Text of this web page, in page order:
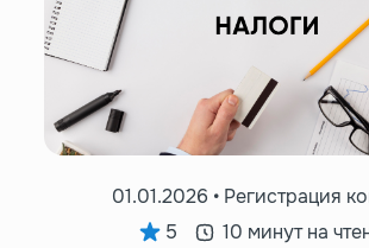
01.01.2026 • Регистрация
5
10 минут на